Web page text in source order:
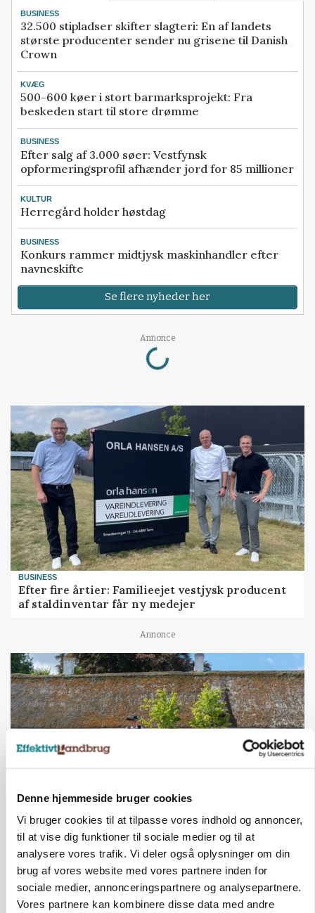
Denne hjemmeside bruger cookies
Vi bruger cookies til at tilpasse vores indhold og annoncer,
til at vise dig funktioner til sociale medier og til at
analysere vores trafik. Vi deler også oplysninger om din
brug af vores website med vores partnere inden for
sociale medier, annonceringspartnere og analysepartnere.
Vores partnere kan kombinere disse data med andre
BUSINESS
32.500 stipladser skifter slagteri: En af landets
største producenter sender nu grisene til Danish
Crown
KVÆG
500-600 køer i stort barmarksprojekt: Fra
beskeden start til store drømme
BUSINESS
Efter salg af 3.000 søer: Vestfynsk
opformeringsprofil afhænder jord for 85 millioner
KULTUR
Herregård holder høstdag
BUSINESS
Konkurs rammer midtjysk maskinhandler efter
navneskifte
Se flere nyheder her
Annonce
Loading...
BUSINESS
Efter fire årtier: Familieejet vestjysk producent
af staldinventar får ny medejer
Annonce
KULTUR
Herregård holder høstdag
Annonce